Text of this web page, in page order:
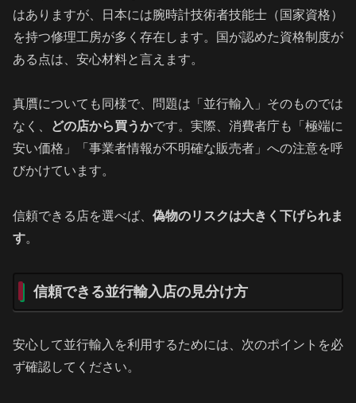
はありますが、日本には腕時計技術者技能士（国家資格）
を持つ修理工房が多く存在します。国が認めた資格制度が
ある点は、安心材料と言えます。
真贋についても同様で、問題は「並行輸入」そのものでは
なく、
どの店から買うかです。実際、消費者庁も「極端に
安い価格」「事業者情報が不明確な販売者」への注意を呼
びかけています。
信頼できる店を選べば、 偽物のリスクは大きく下げられま
す。
信頼できる並行輸入店の見分け方
安心して並行輸入を利用するためには、次のポイントを必
ず確認してください。